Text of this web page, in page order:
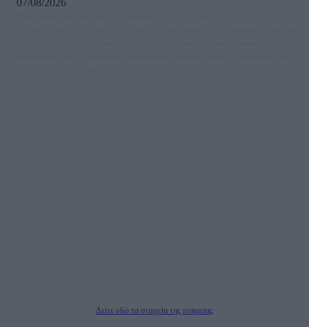
07/08/2026
Δείτε εδώ τα στοιχεία της εταιρείας